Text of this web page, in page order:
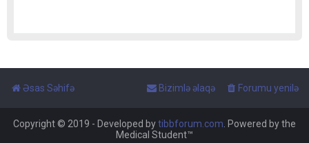
Əsas Səhifə Forumu yenilə
Bizimlə əlaqə
Copyright © 2019 - Developed bytibbforum.com . Powered by the
Medical Student™